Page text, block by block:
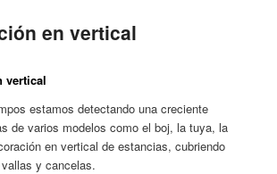
en vertical
vertical
estamos detectando una creciente
de varios modelos como el boj, la tuya, la
en vertical de estancias, cubriendo
y cancelas.